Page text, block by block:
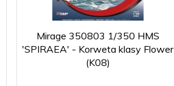
Mirage 350803 1/350 HMS
'SPIRAEA' - Korweta klasy Flower
(K08)